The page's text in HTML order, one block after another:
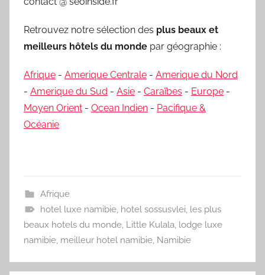
Retrouvez notre sélection des plus beaux et
meilleurs hôtels du monde par géographie :
Afrique - Amerique Centrale - Amerique du Nord
- Amerique du Sud - Asie - Caraïbes - Europe -
Moyen Orient - Ocean Indien - Pacifique &
Océanie
Afrique
hotel luxe namibie, hotel sossusvlei, les plus
beaux hotels du monde, Little Kulala, lodge luxe
namibie, meilleur hotel namibie, Namibie